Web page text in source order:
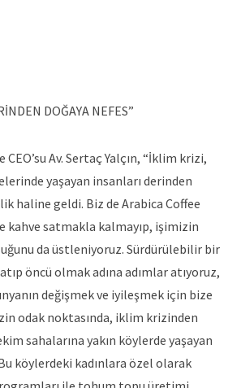
DOĞAYA NEFES”
Av. Sertaç Yalçın, “İklim krizi,
yaşayan insanları derinden
haline geldi. Biz de Arabica Coffee
kahve satmakla kalmayıp, işimizin
da üstleniyoruz. Sürdürülebilir bir
öncü olmak adına adımlar atıyoruz,
değişmek ve iyileşmek için bize
odak noktasında, iklim krizinden
sahalarına yakın köylerde yaşayan
köylerdeki kadınlara özel olarak